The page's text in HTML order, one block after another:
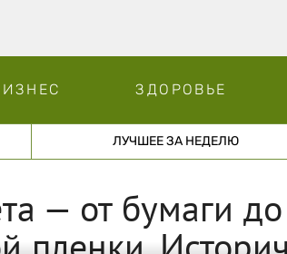
ЗДОРОВЬЕ
ЛУЧШЕЕ ЗА НЕДЕЛЮ
— от бумаги до